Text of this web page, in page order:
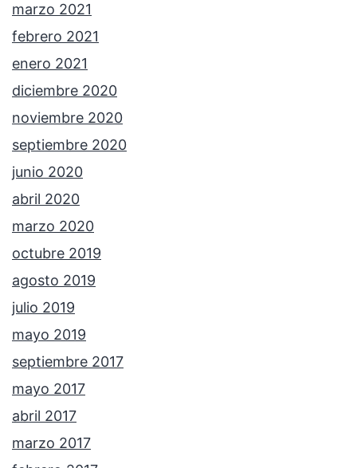
marzo 2021
febrero 2021
enero 2021
diciembre 2020
noviembre 2020
septiembre 2020
junio 2020
abril 2020
marzo 2020
octubre 2019
agosto 2019
julio 2019
mayo 2019
septiembre 2017
mayo 2017
abril 2017
marzo 2017